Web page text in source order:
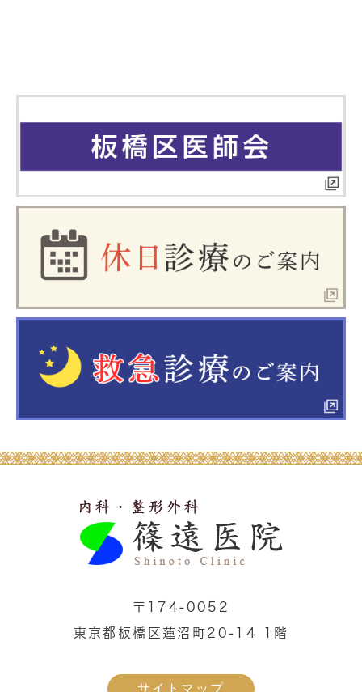
〒174-0052
東京都板橋区蓮沼町20-14 1階
サイトマップ